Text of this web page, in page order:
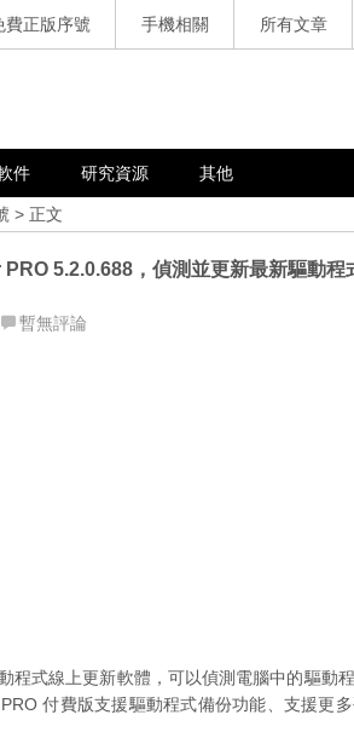
費正版序號 手機相關 所有文章
件 研究資源 其他
> 正文
5.2.0.688，偵測並更新最新驅動程
暫無評論
程式線上更新軟體，可以偵測電腦中的驅動
付費版支援驅動程式備份功能、支援更